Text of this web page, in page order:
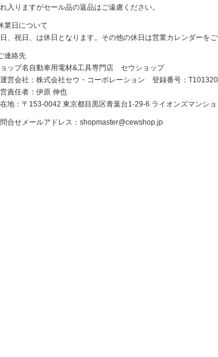
入りますがセール品の返品はご遠慮ください。
業日について
、祝日、は休日となります。その他の休日は営業カレンダーをご
連絡先
ップ名自動車用電材&工具専門店 セウショップ
運営会社：株式会社セウ・コーポレーション 登録番号：
責任者：伊原 伸也
地：〒153-0042 東京都目黒区青葉台1-29-6 ライオンズマンシ
合せメールアドレス： shopmaster@cewshop.jp